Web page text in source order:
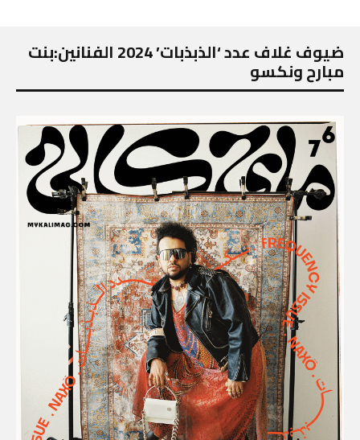
ضيوف غلاف عدد ‘الذبذبات’ 2024 الفنانين:بنت
مبارح ونكسو